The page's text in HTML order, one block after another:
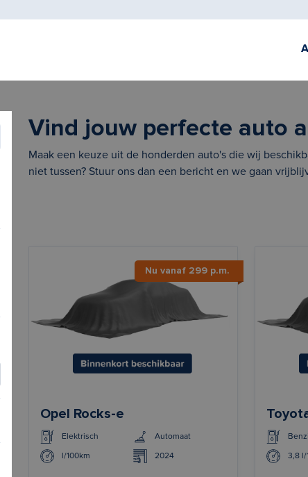
Vind jouw perfecte auto
Maak een keuze uit de honderden auto's die wij
niet tussen? Stuur ons dan een bericht en we gaan
Nu vanaf 299 p.m.
Opel Rocks-e
Elektrisch Automaat
l/100km 2024 3,8 l/